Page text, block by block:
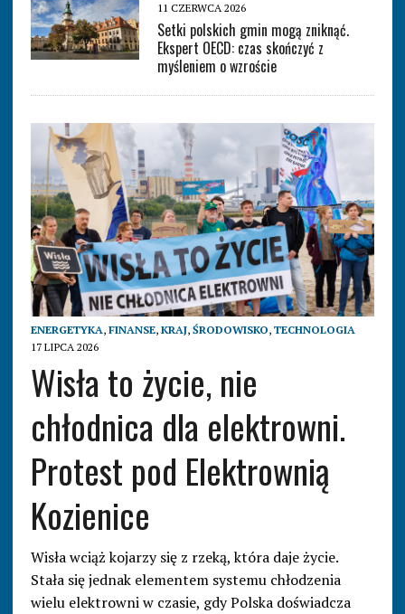
11 CZERWCA 2026
Setki polskich gmin mogą zniknąć.
Ekspert OECD: czas skończyć z
myśleniem o wzroście
ENERGETYKA, FINANSE, KRAJ, ŚRODOWISKO, TECHNOLOGIA
17 LIPCA 2026
Wisła to życie, nie
chłodnica dla elektrowni.
Protest pod Elektrownią
Kozienice
Wisła wciąż kojarzy się z rzeką, która daje życie.
Stała się jednak elementem systemu chłodzenia
wielu elektrowni w czasie, gdy Polska doświadcza